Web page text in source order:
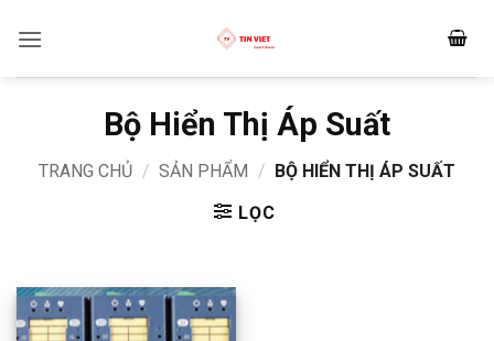
qua
Bộ Hiển Thị Áp Suất
TRANG CHỦ / SẢN PHẨM /
BỘ HIỂN THỊ ÁP SUẤT
LỌC